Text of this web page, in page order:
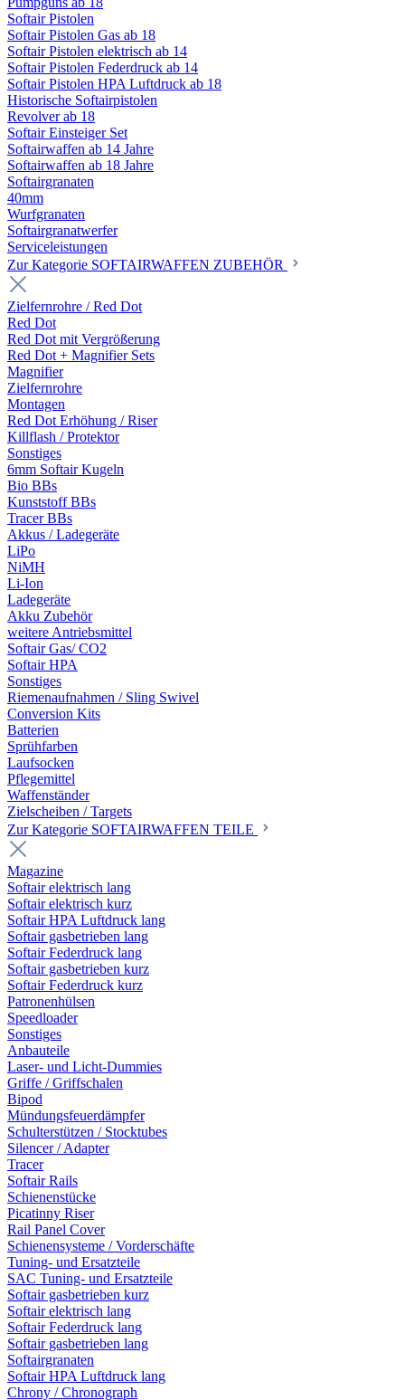
Softair Pistolen
Softair Pistolen Gas ab 18
Softair Pistolen elektrisch ab 14
Softair Pistolen Federdruck ab 14
Softair Pistolen HPA Luftdruck ab 18
Historische Softairpistolen
Revolver ab 18
Softair Einsteiger Set
Softairwaffen ab 14 Jahre
Softairwaffen ab 18 Jahre
Softairgranaten
40mm
Wurfgranaten
Softairgranatwerfer
Serviceleistungen
Zur Kategorie SOFTAIRWAFFEN ZUBEHÖR
Zielfernrohre / Red Dot
Red Dot
Red Dot mit Vergrößerung
Red Dot + Magnifier Sets
Magnifier
Zielfernrohre
Montagen
Red Dot Erhöhung / Riser
Killflash / Protektor
Sonstiges
6mm Softair Kugeln
Bio BBs
Kunststoff BBs
Tracer BBs
Akkus / Ladegeräte
LiPo
NiMH
Li-Ion
Ladegeräte
Akku Zubehör
weitere Antriebsmittel
Softair Gas/ CO2
Softair HPA
Sonstiges
Riemenaufnahmen / Sling Swivel
Conversion Kits
Batterien
Sprühfarben
Laufsocken
Pflegemittel
Waffenständer
Zielscheiben / Targets
Zur Kategorie SOFTAIRWAFFEN TEILE
Magazine
Softair elektrisch lang
Softair elektrisch kurz
Softair HPA Luftdruck lang
Softair gasbetrieben lang
Softair Federdruck lang
Softair gasbetrieben kurz
Softair Federdruck kurz
Patronenhülsen
Speedloader
Sonstiges
Anbauteile
Laser- und Licht-Dummies
Griffe / Griffschalen
Bipod
Mündungsfeuerdämpfer
Schulterstützen / Stocktubes
Silencer / Adapter
Tracer
Softair Rails
Schienenstücke
Picatinny Riser
Rail Panel Cover
Schienensysteme / Vorderschäfte
Tuning- und Ersatzteile
SAC Tuning- und Ersatzteile
Softair gasbetrieben kurz
Softair elektrisch lang
Softair Federdruck lang
Softair gasbetrieben lang
Softairgranaten
Softair HPA Luftdruck lang
Chrony / Chronograph